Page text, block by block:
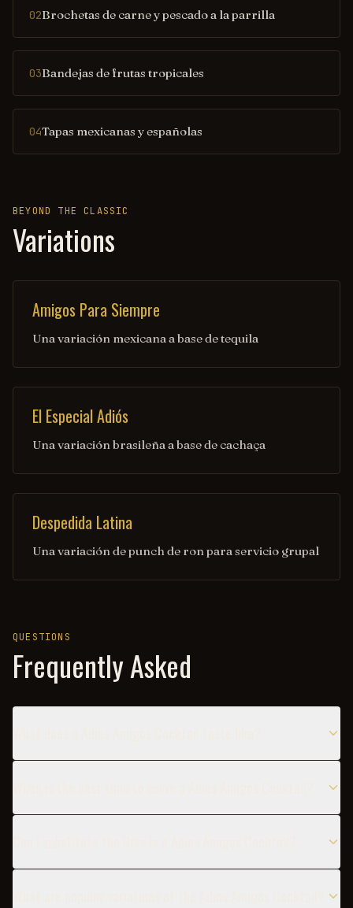
02Brochetas de carne y pescado a la parrilla
03Bandejas de frutas tropicales
04Tapas mexicanas y españolas
BEYOND THE CLASSIC
Variations
Amigos Para Siempre
Una variación mexicana a base de tequila
El Especial Adiós
Una variación brasileña a base de cachaça
Despedida Latina
Una variación de punch de ron para servicio grupal
QUESTIONS
Frequently Asked